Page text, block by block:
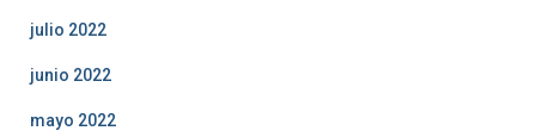
julio 2022
junio 2022
mayo 2022